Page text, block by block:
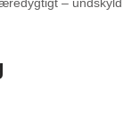
– undskyld